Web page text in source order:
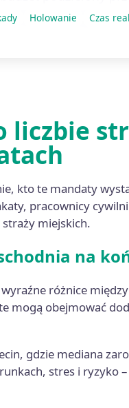
Holowanie
Czas
średnią w
liczbie
kto te mandaty
pracownicy
miejskich.
na
różnice
mogą obejmować
gdzie mediana
stres i ryzyko